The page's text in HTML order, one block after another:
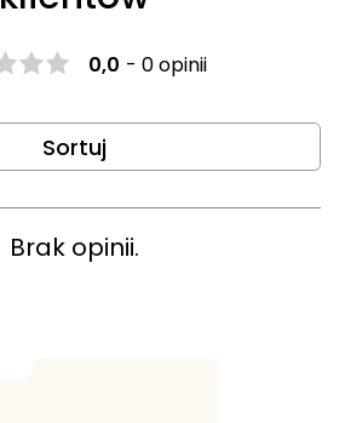
0,0 -0 opinii
Sortuj
Brak opinii.